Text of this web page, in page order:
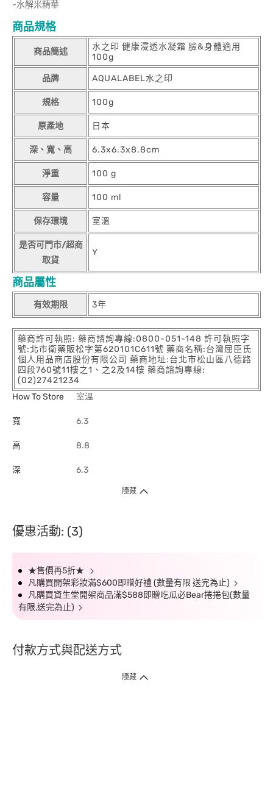
-水解米精華
商品規格
商品簡述
水之印 健康浸透水凝霜 臉&身體適用
100g
品牌 AQUALABEL水之印
規格 100g
原產地 日本
深、寬、高 6.3x6.3x8.8cm
淨重 100 g
容量 100 ml
保存環境 室溫
是否可門市/超商
取貨
Y
商品屬性
有效期限 3年
藥商許可執照: 藥商諮詢專線:0800-051-148 許可執照字
號:北市衛藥販松字第620101C611號 藥商名稱:台灣屈臣氏
個人用品商店股份有限公司 藥商地址:台北市松山區八德路
四段760號11樓之1、之2及14樓 藥商諮詢專線:
(02)27421234
How To Store
室溫
寬 6.3
高 8.8
深 6.3
隱藏
優惠活動: (3)
★售價再5折★
凡購買開架彩妝滿$600即贈好禮 (數量有限 送完為止)
凡購買資生堂開架商品滿$588即贈吃瓜必Bear捲捲包(數量
有限,送完為止)
付款方式與配送方式
隱藏